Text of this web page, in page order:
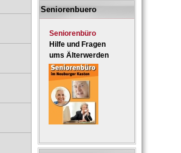
Seniorenbuero
Seniorenbüro
Hilfe und Fragen
ums Älterwerden